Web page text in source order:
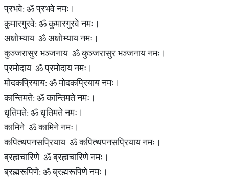
प्रभवे: ॐ प्रभवे नमः।
कुमारगुरवे: ॐ कुमारगुरवे नमः।
अक्षोभ्याय: ॐ अक्षोभ्याय नमः।
कुञ्जरासुर भञ्जनाय: ॐ कुञ्जरासुर भञ्जनाय नमः।
प्रमोदाय: ॐ प्रमोदाय नमः।
मोदकप्रियाय: ॐ मोदकप्रियाय नमः।
कान्तिमते: ॐ कान्तिमते नमः।
धृतिमते: ॐ धृतिमते नमः।
कामिने: ॐ कामिने नमः।
कपित्थपनसप्रियाय: ॐ कपित्थपनसप्रियाय नमः।
ब्रह्मचारिणे: ॐ ब्रह्मचारिणे नमः।
ब्रह्मरूपिणे: ॐ ब्रह्मरूपिणे नमः।